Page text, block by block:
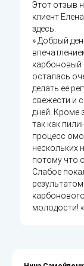
Этот отзыв
клиент
здесь:
» Добрый
карбоновый
осталась
делать ее
свежести и
дней. Кроме
так как
процесс
нескольких
потому что
Слабое
молодости! «